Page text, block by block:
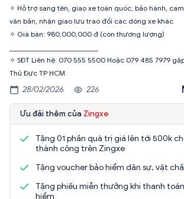
✧ Hỗ trợ sang tên, giao xe toàn quốc, bảo hành,
văn bản, nhận giao lưu trao đổi các dòng xe khác
✧ Giá bán: 980,000,000 đ (còn thương lượng)
✧ SĐT Liên hệ: 070 555 5500 Hoặc 079 485 7979
28/02/2026 226
Ưu đãi thêm của Zingxe
Tặng 01 phần quà trị giá lên tới 500k
thành công trên Zingxe
Tặng voucher bảo hiểm dân sự, vật
Tặng phiếu miễn thưởng khi thanh
hiểm